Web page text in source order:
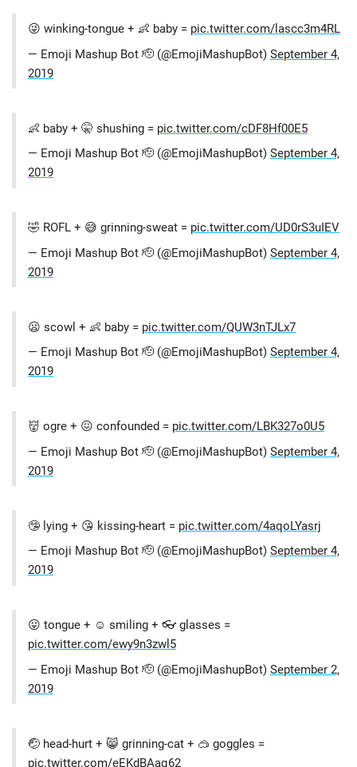
😜 winking-tongue + 👶 baby = pic.twitter.com/lascc3m4RL
— Emoji Mashup Bot 🫡 (@EmojiMashupBot) September 4,
2019
👶 baby + 🤫 shushing = pic.twitter.com/cDF8Hf00E5
— Emoji Mashup Bot 🫡 (@EmojiMashupBot) September 4,
2019
🤣 ROFL + 😅 grinning-sweat = pic.twitter.com/UD0rS3uIEV
— Emoji Mashup Bot 🫡 (@EmojiMashupBot) September 4,
2019
😦 scowl + 👶 baby = pic.twitter.com/QUW3nTJLx7
— Emoji Mashup Bot 🫡 (@EmojiMashupBot) September 4,
2019
👹 ogre + 😖 confounded = pic.twitter.com/LBK327o0U5
— Emoji Mashup Bot 🫡 (@EmojiMashupBot) September 4,
2019
🤥 lying + 😘 kissing-heart = pic.twitter.com/4aqoLYasrj
— Emoji Mashup Bot 🫡 (@EmojiMashupBot) September 4,
2019
😛 tongue + ☺️ smiling + 👓 glasses =
pic.twitter.com/ewy9n3zwl5
— Emoji Mashup Bot 🫡 (@EmojiMashupBot) September 2,
2019
🤕 head-hurt + 😸 grinning-cat + 🥽 goggles =
pic.twitter.com/eEKdBAaq62